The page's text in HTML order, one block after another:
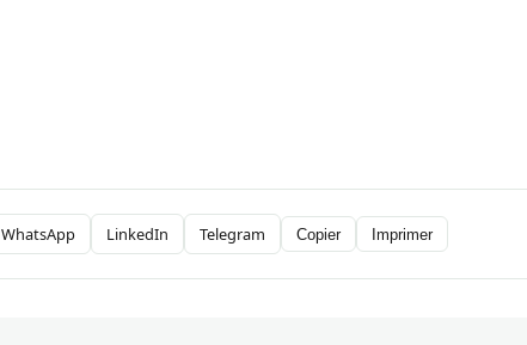
WhatsApp LinkedIn Telegram Copier Imprimer